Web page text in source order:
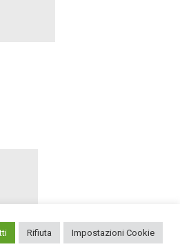
Rifiuta Impostazioni Cookie